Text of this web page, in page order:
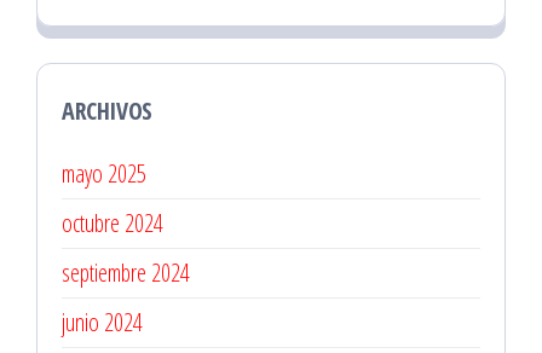
ARCHIVOS
mayo 2025
octubre 2024
septiembre 2024
junio 2024